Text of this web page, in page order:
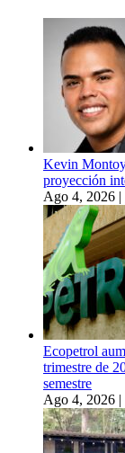
Kevin
proyección
Ago 4, 2026 |
Ecopetrol
trimestre de
semestre
Ago 4, 2026 |